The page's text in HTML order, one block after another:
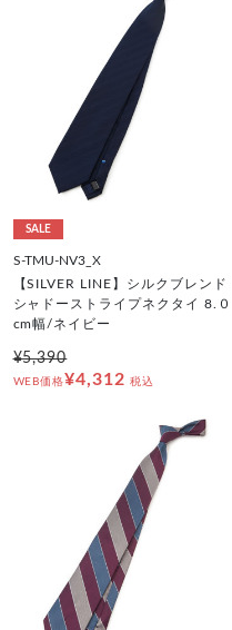
SALE
S-TMU-NV3_X
【SILVER LINE】シルクブレンド
シャドーストライプネクタイ 8.０
cm幅/ネイビー
¥5,390
WEB価格¥4,312 税込